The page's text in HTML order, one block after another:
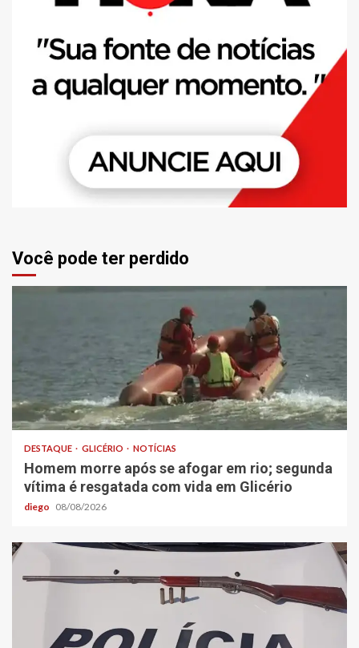
Você pode ter perdido
DESTAQUE GLICÉRIO NOTÍCIAS
Homem morre após se afogar em rio; segunda
vítima é resgatada com vida em Glicério
diego 08/08/2026